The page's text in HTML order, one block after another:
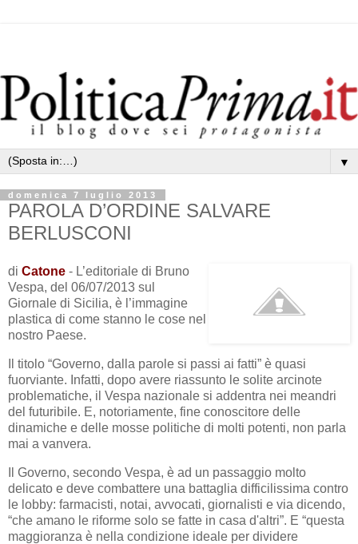
▼
domenica 7 luglio 2013
PAROLA D’ORDINE SALVARE
BERLUSCONI
di Catone - L’editoriale di Bruno
Vespa, del 06/07/2013 sul
Giornale di Sicilia, è l’immagine
plastica di come stanno le cose nel
nostro Paese.
Il titolo “Governo, dalla parole si passi ai fatti” è quasi
fuorviante. Infatti, dopo avere riassunto le solite arcinote
problematiche, il Vespa nazionale si addentra nei meandri
del futuribile. E, notoriamente, fine conoscitore delle
dinamiche e delle mosse politiche di molti potenti, non parla
mai a vanvera.
Il Governo, secondo Vespa, è ad un passaggio molto
delicato e deve combattere una battaglia difficilissima contro
le lobby: farmacisti, notai, avvocati, giornalisti e via dicendo,
“che amano le riforme solo se fatte in casa d'altri”. E “questa
maggioranza è nella condizione ideale per dividere